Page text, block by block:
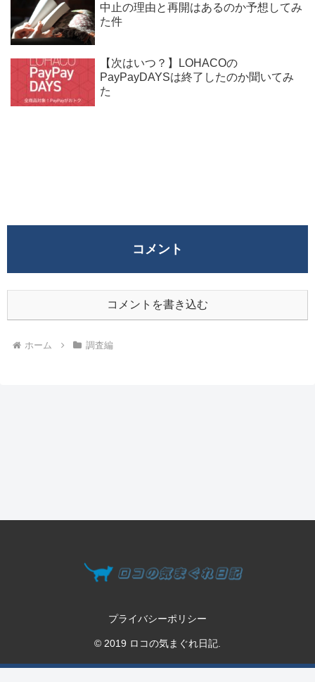
中止の理由と再開はあるのか予想してみ
た件
【次はいつ？】LOHACOの
PayPayDAYSは終了したのか聞いてみ
た
コメント
コメントを書き込む
ホーム 調査編
プライバシーポリシー
© 2019 ロコの気まぐれ日記.